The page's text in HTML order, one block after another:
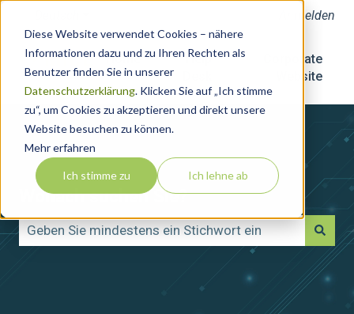
Diese Website verwendet Cookies – nähere
Informationen dazu und zu Ihren Rechten als
Benutzer finden Sie in unserer
Datenschutzerklärung. Klicken Sie auf „Ich stimme
zu“, um Cookies zu akzeptieren und direkt unsere
Website besuchen zu können.
Mehr erfahren
Ich stimme zu Ich lehne ab
Anmelden
Home
Help
Corporate
Website
Wonach suchen Sie?
Es gibt keine Vorschläge, da das Suchfeld leer ist.